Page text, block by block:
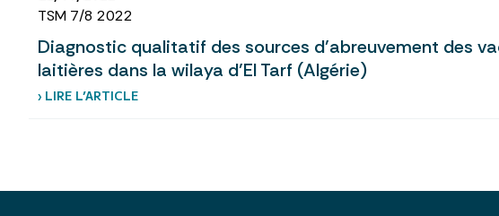
TSM 7/8 2022
Diagnostic qualitatif des sources d’abreuvement des
laitières dans la wilaya d’El Tarf (Algérie)
› LIRE L’ARTICLE